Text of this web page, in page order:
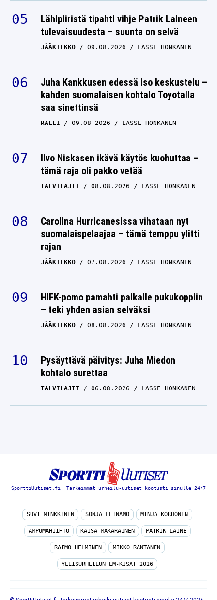
Lähipiiristä tipahti vihje Patrik Laineen
tulevaisuudesta – suunta on selvä
JÄÄKIEKKO 09.08.2026 LASSE HONKANEN
Juha Kankkusen edessä iso keskustelu –
kahden suomalaisen kohtalo Toyotalla
saa sinettinsä
RALLI 09.08.2026 LASSE HONKANEN
Iivo Niskasen ikävä käytös kuohuttaa –
tämä raja oli pakko vetää
TALVILAJIT 08.08.2026 LASSE HONKANEN
Carolina Hurricanesissa vihataan nyt
suomalaispelaajaa – tämä temppu ylitti
rajan
JÄÄKIEKKO 07.08.2026 LASSE HONKANEN
HIFK-pomo pamahti paikalle pukukoppiin
– teki yhden asian selväksi
JÄÄKIEKKO 08.08.2026 LASSE HONKANEN
Pysäyttävä päivitys: Juha Miedon
kohtalo surettaa
TALVILAJIT 06.08.2026 LASSE HONKANEN
SporttiUutiset.fi: Tärkeimmät urheilu-uutiset kootusti sinulle 24/7
SUVI MINKKINEN SONJA LEINAMO MINJA KORHONEN
AMPUMAHIIHTO KAISA MÄKÄRÄINEN PATRIK LAINE
RAIMO HELMINEN MIKKO RANTANEN
YLEISURHEILUN EM-KISAT 2026